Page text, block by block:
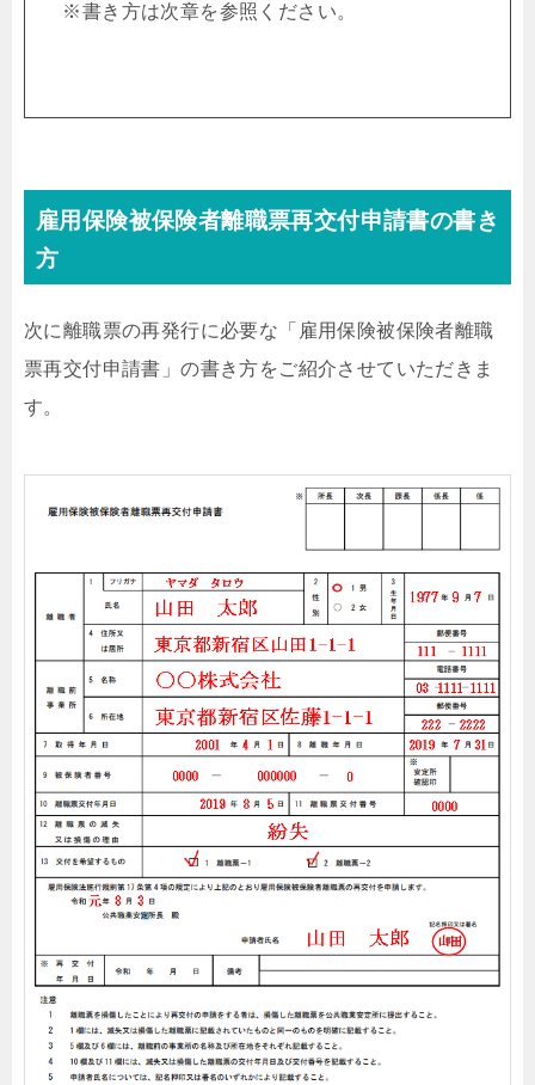
※書き方は次章を参照ください。
雇用保険被保険者離職票再交付申請書の書き
方
次に離職票の再発行に必要な「雇用保険被保険者離職
票再交付申請書」の書き方をご紹介させていただきま
す。